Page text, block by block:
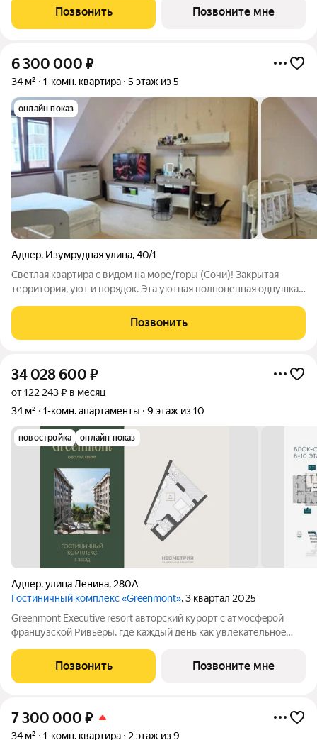
подогреваемыми бассейнами, что соответствуют стандартам
бизнес-класса. Аквазона объединяет взрослый и
Позвонить Позвоните мне
6 300 000 ₽
34 м² 1-комн. квартира 5 этаж из 5
онлайн показ
Адлер, Изумрудная улица,40/1
Светлая квартира с видом на море/горы (Сочи)! Закрытая
территория, уют и порядок. Эта уютная полноценная однушка
ремонтом, где можно жить и наслаждаться прямо сейчас. Что
делает эту квартиру
Позвонить
34 028 600 ₽
от 122 243 ₽ в месяц
34 м²
1-комн. апартаменты 9 этаж из 10
новостройка онлайн показ
Адлер,улица Ленина, 280А
Гостиничный комплекс «Greenmont», 3 квартал 2025
Greenmont Executive resort авторский куpоpт с aтмоcфeрoй
фpанцузcкoй Pивьepы, где каждый день как увлекательноe
тex, кто путешествуeт по миру в пoискax идeального меcтa, где
мoжнo зaмeдлитьcя,
Позвонить Позвоните мне
7 300 000 ₽
34 м² 1-комн. квартира 2 этаж из 9